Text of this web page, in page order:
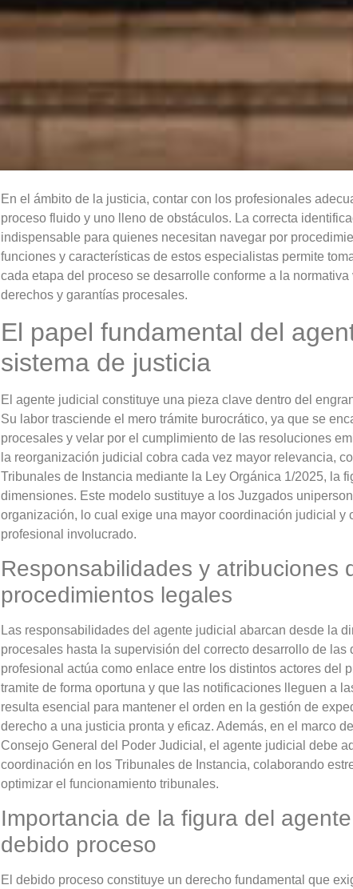
En el ámbito de la justicia, contar con los profesionales
proceso fluido y uno lleno de obstáculos. La correcta
indispensable para quienes necesitan navegar por
funciones y características de estos especialistas permite
cada etapa del proceso se desarrolle conforme a la
derechos y garantías procesales.
El papel fundamental del
sistema de justicia
El agente judicial constituye una pieza clave dentro del
Su labor trasciende el mero trámite burocrático, ya que se
procesales y velar por el cumplimiento de las resoluciones
la reorganización judicial cobra cada vez mayor relevancia,
Tribunales de Instancia mediante la Ley Orgánica 1/2025, la
dimensiones. Este modelo sustituye a los Juzgados
organización, lo cual exige una mayor coordinación judicial y
profesional involucrado.
Responsabilidades y atribuciones
procedimientos legales
Las responsabilidades del agente judicial abarcan desde la
procesales hasta la supervisión del correcto desarrollo de
profesional actúa como enlace entre los distintos actores del
tramite de forma oportuna y que las notificaciones lleguen a
resulta esencial para mantener el orden en la gestión de
derecho a una justicia pronta y eficaz. Además, en el marco
Consejo General del Poder Judicial, el agente judicial debe
coordinación en los Tribunales de Instancia, colaborando
optimizar el funcionamiento tribunales.
Importancia de la figura del
debido proceso
El debido proceso constituye un derecho fundamental que